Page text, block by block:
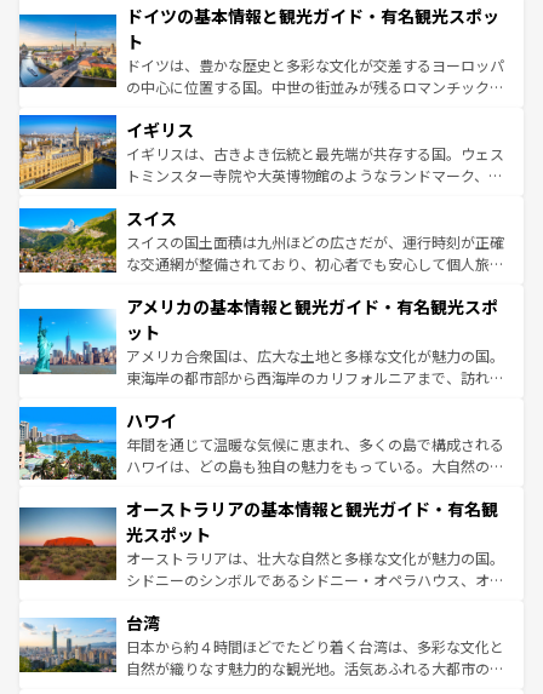
せる。地方によって風土や気候が異なるスペインはその個
ンテンツ一覧 を参照してほしい。
で、幅広い魅力が詰まっている。華麗な宮殿、歴史的な大
聖堂、美しいビーチ、そして豊かな自然が、訪れる者を心
から魅了する。また、フランスは美食の国としても知ら
れ、フランス料理はユネスコ無形文化遺産にも登録されて
香り高いラベンダー畑など、多彩な楽しみ方が可能だ。さ
らに、パリ以外の地域にも魅力が溢れており、どの街角に
も豊かな歴史と文化が息づいている。パリ以外の個性あふ
を参照してほしい。
ドイツの基本情報と観光ガイド・有名観光スポッ
ト
ドイツは、豊かな歴史と多彩な文化が交差するヨーロッパ
の中心に位置する国。中世の街並みが残るロマンチック街
顔を持つこの国は、どこを歩いても飽きることがない。ベ
ルリンの文化的活気、バイエルン州のアルプスの絶景、そ
してライン川沿いのワイン畑といった風景は必見。ビール
は、お酒好きな人にはぜひ体験してほしい。 なお、新着の
ドイツ情報はコンテンツ一覧を参照してほしい。
イギリス
イギリスは、古きよき伝統と最先端が共存する国。ウェス
トミンスター寺院や大英博物館のようなランドマーク、歴
リアごとに異なる魅力がある。また、優雅なアフタヌーン
ティー、ビール好きにはたまらない英国パブ、サッカー観
戦など、本場だからこそできる体験も豊富。イギリスを旅
ンツ一覧を参照してほしい。
スイス
スイスの国土面積は九州ほどの広さだが、運行時刻が正確
な交通網が整備されており、初心者でも安心して個人旅行
の建物がそのまま残る町や、スイスならではのユニークな
博物館もあり、アルプス観光だけでなく町歩きも満喫する
ことができる。国民の所得が高いため物価も高いが、旅行
者向けの交通パス提供のサービスもあり、うまく活用すれ
着のスイス情報は
アメリカの基本情報と観光ガイド・有名観光スポ
ット
アメリカ合衆国は、広大な土地と多様な文化が魅力の国。
東海岸の都市部から西海岸のカリフォルニアまで、訪れる
のような巨大都市は、観光、ショッピング、エンターテイ
ンメントが詰まった刺激的なスポットだ。一方、アメリカ
西部には大自然が広がり、グランドキャニオンやイエロー
部のニューオーリンズでは、音楽と美食が融合した独特の
文化が魅力。旅行者はアメリカの各地域で異なる魅力を楽
しみながら、その多様性と豊かな歴史を感じることができ
るだろう。車でのロードトリップや列車の旅も、アメリカ
情報は
ハワイ
年間を通じて温暖な気候に恵まれ、多くの島で構成される
ハワイは、どの島も独自の魅力をもっている。大自然の神
ワイ島は見逃せない。また、定番の観光地といえばオアフ
島だが、静かな自然を求めるならマウイ島やカウアイ島が
おすすめ。エメラルドグリーンに輝く海をはじめ、豊かな
文化や歴史が息づいている。「アロハスピリット」と呼ば
人々、おいしいローカルフードやハワイアンミュージッ
ク、伝統的なフラダンスなど、すべてがハワイの魅力を彩
っている。訪れるたびに新しい発見と感動が待っているハ
オーストラリアの基本情報と観光ガイド・有名観
光スポット
オーストラリアは、壮大な自然と多様な文化が魅力の国。
シドニーのシンボルであるシドニー・オペラハウス、オー
リアリーフや大陸中央部にそびえるウルル（エアーズロッ
ク）、タスマニアの美しい原生林やケアンズの熱帯雨林な
ど、見どころがたくさん。また、カフェやワイン、オージ
台湾
日本から約４時間ほどでたどり着く台湾は、多彩な文化と
自然が織りなす魅力的な観光地。活気あふれる大都市の台